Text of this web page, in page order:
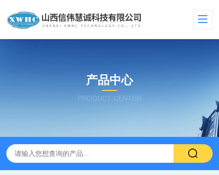
产品中心
PRODUCT CENTER